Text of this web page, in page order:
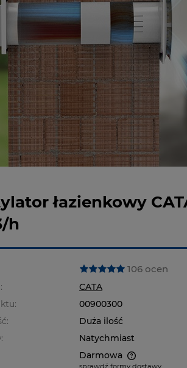
łazienkowy
h
106 ocen
CATA
00900300
Duża ilość
Natychmiast
Darmowa
sprawdź formy dostawy